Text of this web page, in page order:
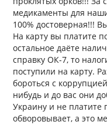
медикаменты для
100% достоверная!!!
На карту вы платите
остальное даёте
справку ОК-7, то
поступили на карту.
бороться с
нибудь и до вас они
Украину и не платите
обворовывает, а это